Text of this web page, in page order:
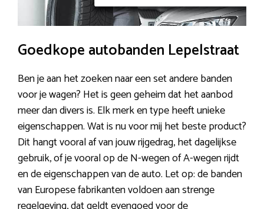
Goedkope autobanden Lepelstraat
Ben je aan het zoeken naar een set andere banden
voor je wagen? Het is geen geheim dat het aanbod
meer dan divers is. Elk merk en type heeft unieke
eigenschappen. Wat is nu voor mij het beste product?
Dit hangt vooral af van jouw rijgedrag, het dagelijkse
gebruik, of je vooral op de N-wegen of A-wegen rijdt
en de eigenschappen van de auto. Let op: de banden
van Europese fabrikanten voldoen aan strenge